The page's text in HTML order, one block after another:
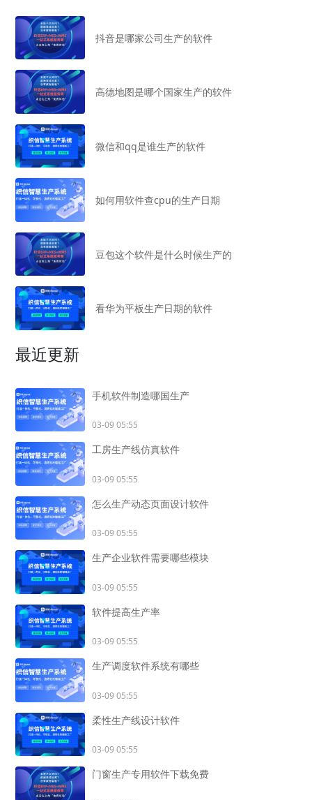
抖音是哪家公司生产的软件
高德地图是哪个国家生产的软件
微信和qq是谁生产的软件
如何用软件查cpu的生产日期
豆包这个软件是什么时候生产的
看华为平板生产日期的软件
最近更新
手机软件制造哪国生产
03-09 05:55
工房生产线仿真软件
03-09 05:55
怎么生产动态页面设计软件
03-09 05:55
生产企业软件需要哪些模块
03-09 05:55
软件提高生产率
03-09 05:55
生产调度软件系统有哪些
03-09 05:55
柔性生产线设计软件
03-09 05:55
门窗生产专用软件下载免费